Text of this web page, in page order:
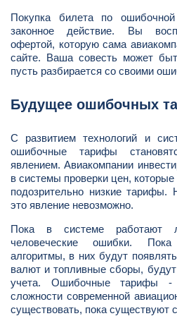
Покупка билета по
законное действие. Вы
офертой, которую сама
сайте. Ваша совесть может
пусть разбирается со своими
Будущее ошибочных
С развитием технологий и
ошибочные тарифы
явлением. Авиакомпании
в системы проверки цен,
подозрительно низкие тарифы.
это явление невозможно.
Пока в системе работают
человеческие ошибки.
алгоритмы, в них будут
валют и топливные сборы,
учета. Ошибочные тарифы -
сложности современной
существовать, пока существуют